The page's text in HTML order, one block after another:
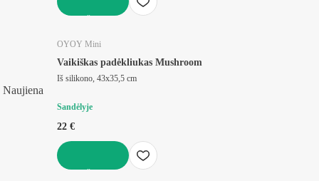
Naujiena
OYOY Mini
Vaikiškas padėkliukas Mushroom
Iš silikono, 43x35,5 cm
Sandėlyje
22 €